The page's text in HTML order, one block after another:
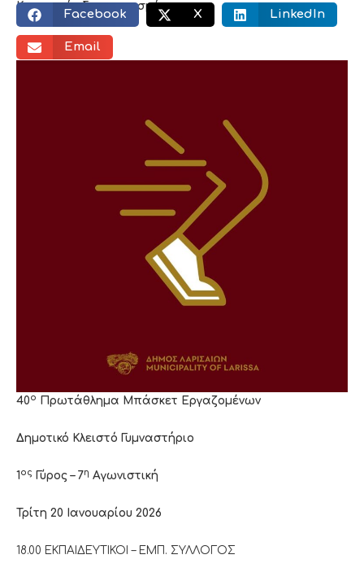
Κοινωνικός διαμοιρασμός:
Facebook X LinkedIn
Email
40ο Πρωτάθλημα Μπάσκετ Εργαζομένων
Δημοτικό Κλειστό Γυμναστήριο
1 ος Γύρος – 7η Αγωνιστική
Τρίτη 20 Ιανουαρίου 2026
18.00 ΕΚΠΑΙΔΕΥΤΙΚΟΙ – ΕΜΠ. ΣΥΛΛΟΓΟΣ